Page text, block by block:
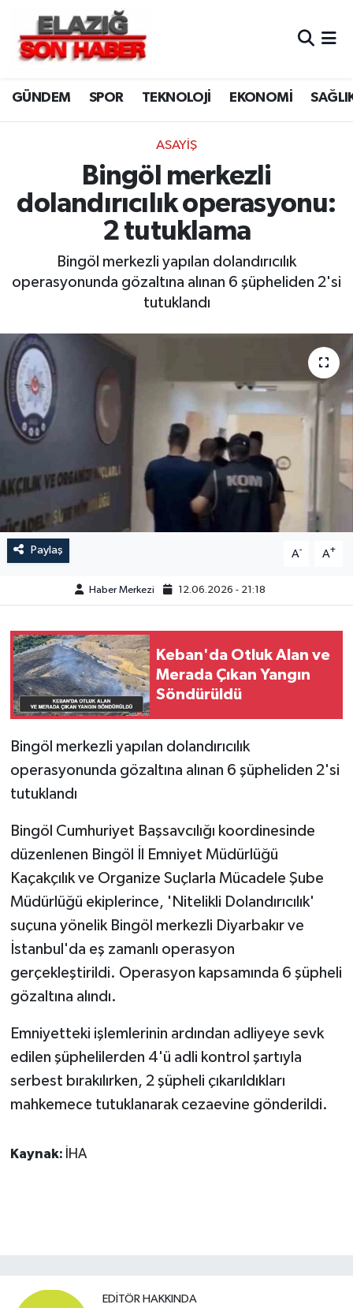
GÜNDEM SPOR TEKNOLOJİ EKONOMİ
ASAYİŞ
Bingöl merkezli
dolandırıcılık operasyonu:
2 tutuklama
Bingöl merkezli yapılan dolandırıcılık
operasyonunda gözaltına alınan 6 şüpheliden 2'si
tutuklandı
Paylaş A- A+
Haber Merkezi 12.06.2026 - 21:18
Keban'da Otluk Alan ve
Merada Çıkan Yangın
Söndürüldü
Bingöl merkezli yapılan dolandırıcılık
operasyonunda gözaltına alınan 6 şüpheliden 2'si
tutuklandı
Bingöl Cumhuriyet Başsavcılığı koordinesinde
düzenlenen Bingöl İl Emniyet Müdürlüğü
Kaçakçılık ve Organize Suçlarla Mücadele Şube
Müdürlüğü ekiplerince, 'Nitelikli Dolandırıcılık'
suçuna yönelik Bingöl merkezli Diyarbakır ve
İstanbul'da eş zamanlı operasyon
gerçekleştirildi. Operasyon kapsamında 6 şüpheli
gözaltına alındı.
Emniyetteki işlemlerinin ardından adliyeye sevk
edilen şüphelilerden 4'ü adli kontrol şartıyla
serbest bırakılırken, 2 şüpheli çıkarıldıkları
mahkemece tutuklanarak cezaevine gönderildi.
Kaynak: İHA
EDITÖR HAKKINDA
CANLI YAYIN
ASAYİŞ
BİLİM VE TEKNOLOJİ
DÜNYA
EKONOMİ
GENEL
GÜNDEM
HABERDE İNSAN
MAGAZİN
MEDYA
ÖZEL HABER
SAĞLIK
SİYASET
SPOR
YAŞAM
Merkez Hava Durumu
Merkez Trafik Yoğunluk Haritası
Süper Lig Puan Durumu ve Fikstür
Tüm Manşetler
Son Dakika Haberleri
Haber Arşivi